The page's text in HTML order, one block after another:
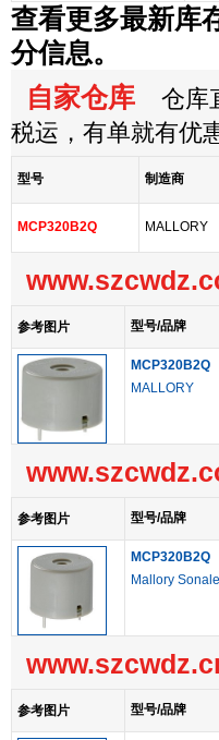
查看更多最新库
分信息。
自家仓库 仓库
税运，有单就有优
型号 制造商
MCP320B2Q MALLORY
参考图片 型号/品牌
MCP320B2Q
MALLORY
参考图片 型号/品牌
MCP320B2Q
Mallory
参考图片 型号/品牌